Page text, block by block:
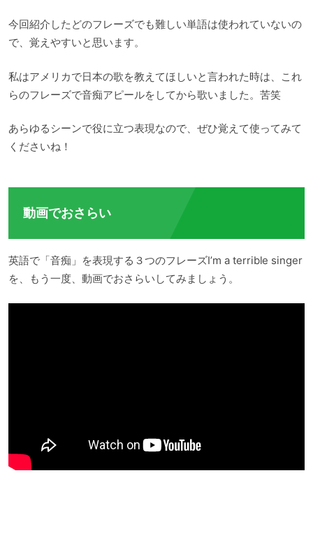
今回紹介したどのフレーズでも難しい単語は使われていないの
で、覚えやすいと思います。
私はアメリカで日本の歌を教えてほしいと言われた時は、これ
らのフレーズで音痴アピールをしてから歌いました。苦笑
あらゆるシーンで役に立つ表現なので、ぜひ覚えて使ってみて
くださいね！
動画でおさらい
英語で「音痴」を表現する３つのフレーズI’m a terrible singer
を、もう一度、動画でおさらいしてみましょう。